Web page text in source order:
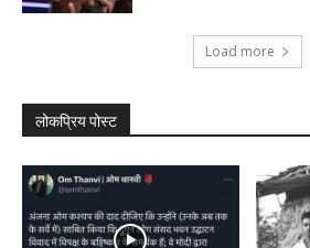
Load more
लोकप्रिय पोस्ट